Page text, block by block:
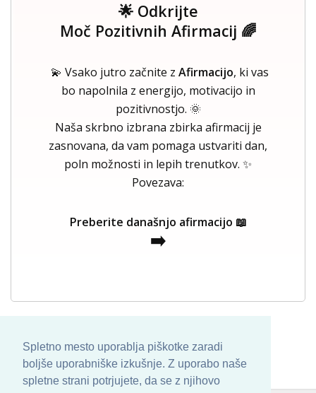
Spletno mesto uporablja piškotke zaradi
boljše uporabniške izkušnje. Z uporabo naše
spletne strani potrjujete, da se z njihovo
🌟 Odkrijte
Moč Pozitivnih Afirmacij 🌈
💫 Vsako jutro začnite z Afirmacijo, ki vas
bo napolnila z energijo, motivacijo in
pozitivnostjo. 🌞
Naša skrbno izbrana zbirka afirmacij je
zasnovana, da vam pomaga ustvariti dan,
poln možnosti in lepih trenutkov. ✨
Povezava:
Preberite današnjo afirmacijo 📖
➡️